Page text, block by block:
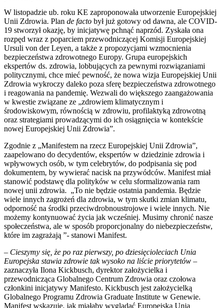
W listopadzie ub. roku KE zaproponowała utworzenie Europejskiej
Unii Zdrowia. Plan de facto był już gotowy od dawna, ale COVID-
19 stworzył okazję, by inicjatywę pchnąć naprzód. Zyskała ona
rozpęd wraz z poparciem przewodniczącej Komisji Europejskiej
Ursuli von der Leyen, a także z propozycjami wzmocnienia
bezpieczeństwa zdrowotnego Europy. Grupa europejskich
ekspertów ds. zdrowia, lobbujących za pewnymi rozwiązaniami
politycznymi, chce mieć pewność, że nowa wizja Europejskiej Unii
Zdrowia wykroczy daleko poza sferę bezpieczeństwa zdrowotnego
i reagowania na pandemię. Wezwali do większego zaangażowania
w kwestie związane ze „zdrowiem klimatycznym i
środowiskowym, równością w zdrowiu, profilaktyką zdrowotną
oraz strategiami prowadzącymi do ich osiągnięcia w kontekście
nowej Europejskiej Unii Zdrowia”.
Zgodnie z „Manifestem na rzecz Europejskiej Unii Zdrowia”,
zaapelowano do decydentów, ekspertów w dziedzinie zdrowia i
wpływowych osób, w tym celebrytów, do podpisania się pod
dokumentem, by wywierać nacisk na przywódców. Manifest miał
stanowić podstawę dla polityków w celu sformalizowania ram
nowej unii zdrowia. „To nie będzie ostatnia pandemia. Będzie
wiele innych zagrożeń dla zdrowia, w tym skutki zmian klimatu,
odporność na środki przeciwdrobnoustrojowe i wiele innych. Nie
możemy kontynuować życia jak wcześniej. Musimy chronić nasze
społeczeństwa, ale w sposób proporcjonalny do niebezpieczeństw,
które im zagrażają ”- stanowi Manifest.
– Cieszymy się, że po raz pierwszy, po dziesięcioleciach Unia
Europejska stawia zdrowie tak wysoko na liście priorytetów –
zaznaczyła Ilona Kickbusch, dyrektor założycielka i
przewodnicząca Globalnego Centrum Zdrowia oraz czołowa
członkini inicjatywy Manifesto. Kickbusch jest założycielką
Globalnego Programu Zdrowia Graduate Institute w Genewie.
Manifest wskazuje, jak miałaby wyglądać Europejska Unia